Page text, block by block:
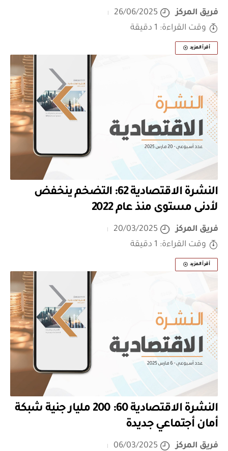
فريق المركز
26/06/2025
وقت القراءة: 1 دقيقة
أقرأ المزيد
النشرة الاقتصادية 62: التضخم ينخفض
لأدنى مستوى منذ عام 2022
فريق المركز
20/03/2025
وقت القراءة: 1 دقيقة
أقرأ المزيد
النشرة الاقتصادية 60: 200 مليار جنية شبكة
أمان أجتماعي جديدة
فريق المركز
06/03/2025